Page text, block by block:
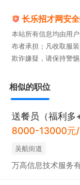
长乐招才网安
本站所有信息均由用
布者承担；凡收取服
欺诈嫌疑，请保持警惕
相似的职位
送餐员（福利
8000-13000元/
吴航街道
万高信息技术服务